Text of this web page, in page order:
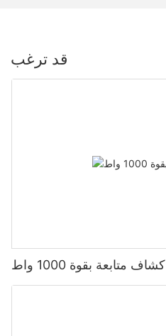
قد ترغب
كشاف متابعة بقوة 1000 واط